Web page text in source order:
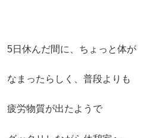
5日休んだ間に、ちょっと体が
なまったらしく、普段よりも
疲労物質が出たようで